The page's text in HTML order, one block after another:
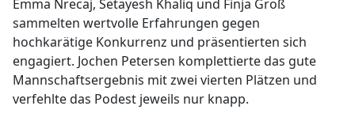
Emma Nrecaj, Setayesh Khaliq und Finja Groß
sammelten wertvolle Erfahrungen gegen
hochkarätige Konkurrenz und präsentierten sich
engagiert. Jochen Petersen komplettierte das gute
Mannschaftsergebnis mit zwei vierten Plätzen und
verfehlte das Podest jeweils nur knapp.